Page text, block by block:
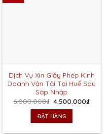
Dịch Vụ Xin Giấy Phép Kinh
Doanh Vận Tải Tại Huế Sau
Sáp Nhập
6.000.000₫ Giá
là:
6.000.000₫.
4.500.000₫Giá
ĐẶT HÀNG